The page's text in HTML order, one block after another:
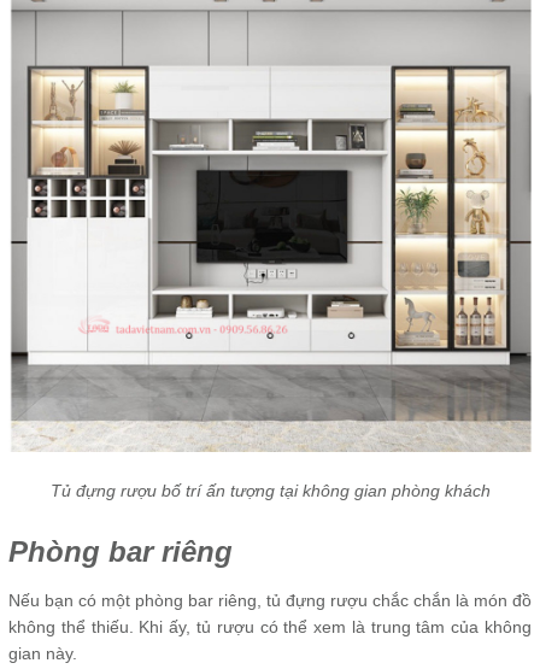
Tủ đựng rượu bố trí ấn tượng tại không gian phòng khách
Phòng bar riêng
Nếu bạn có một phòng bar riêng, tủ đựng rượu chắc chắn là món đồ
không thể thiếu. Khi ấy, tủ rượu có thể xem là trung tâm của không
gian này.